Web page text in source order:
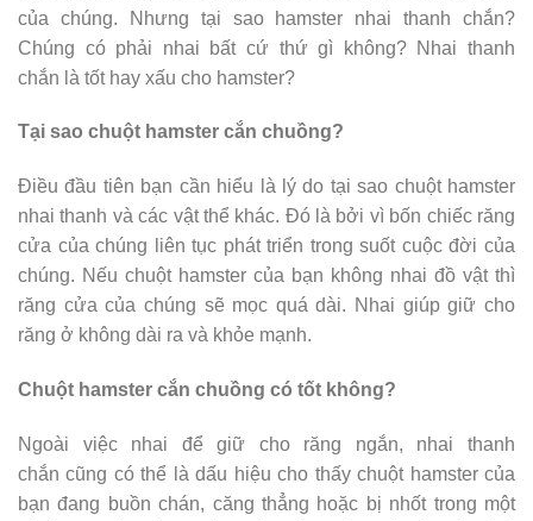
của chúng. Nhưng tại sao hamster nhai thanh chắn?
Chúng có phải nhai bất cứ thứ gì không? Nhai thanh
chắn là tốt hay xấu cho hamster?
Tại sao chuột hamster cắn chuồng?
Điều đầu tiên bạn cần hiểu là lý do tại sao chuột hamster
nhai thanh và các vật thể khác. Đó là bởi vì bốn chiếc răng
cửa của chúng liên tục phát triển trong suốt cuộc đời của
chúng. Nếu chuột hamster của bạn không nhai đồ vật thì
răng cửa của chúng sẽ mọc quá dài. Nhai giúp giữ cho
răng ở không dài ra và khỏe mạnh.
Chuột hamster cắn chuồng có tốt không?
Ngoài việc nhai để giữ cho răng ngắn, nhai thanh
chắn cũng có thể là dấu hiệu cho thấy chuột hamster của
bạn đang buồn chán, căng thẳng hoặc bị nhốt trong một